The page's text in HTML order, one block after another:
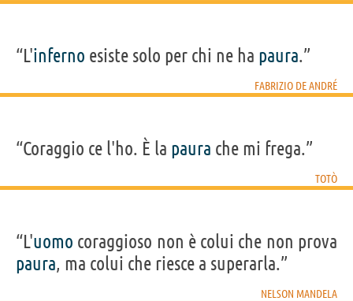
“L'inferno esiste solo per chi ne ha paura.”
FABRIZIO DE ANDRÉ
“Coraggio ce l'ho. È la paura che mi frega.”
TOTÒ
“L'uomo coraggioso non è colui che non prova
paura, ma colui che riesce a superarla.”
NELSON MANDELA